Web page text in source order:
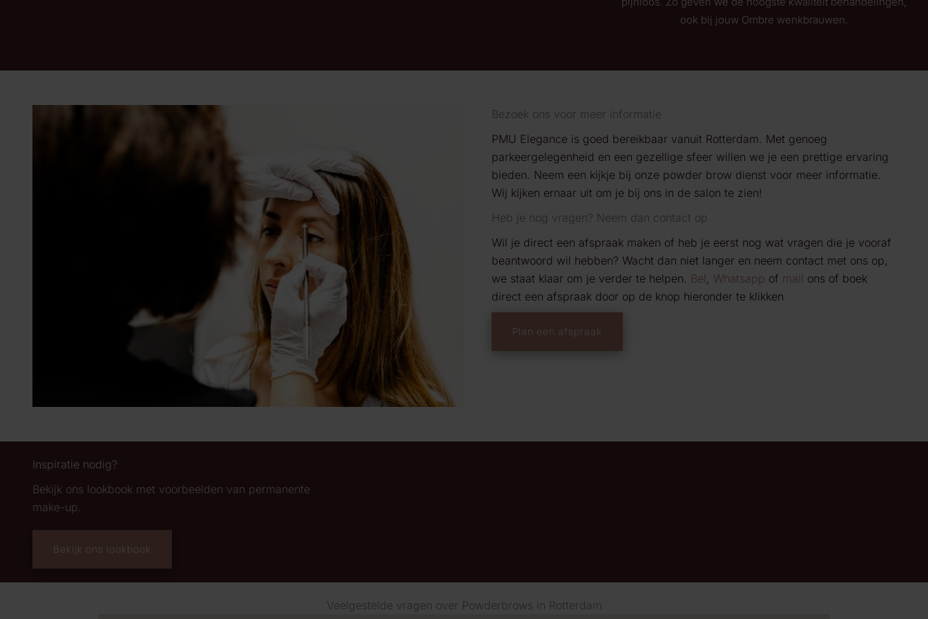
ook bij jouw Ombre wenkbrauwen.
Bezoek ons voor meer informatie
PMU Elegance is goed bereikbaar vanuit Rotterdam. Met genoeg
parkeergelegenheid en een gezellige sfeer willen we je een prettige ervaring
bieden. Neem een kijkje bij onze powder brow dienst voor meer informatie.
Wij kijken ernaar uit om je bij ons in de salon te zien!
Heb je nog vragen? Neem dan contact op
Wil je direct een afspraak maken of heb je eerst nog wat vragen die je vooraf
beantwoord wil hebben? Wacht dan niet langer en neem contact met ons op,
we staat klaar om je verder te helpen. Bel , Whatsapp of mail ons of boek
direct een afspraak door op de knop hieronder te klikken
Plan een afspraak
Inspiratie nodig?
Bekijk ons lookbook met voorbeelden van permanente
make-up.
Bekijk ons lookbook
Veelgestelde vragen over Powderbrows in Rotterdam